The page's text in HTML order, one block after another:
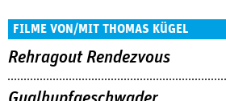
FILME VON/MIT THOMAS KÜGEL
Rehragout Rendezvous